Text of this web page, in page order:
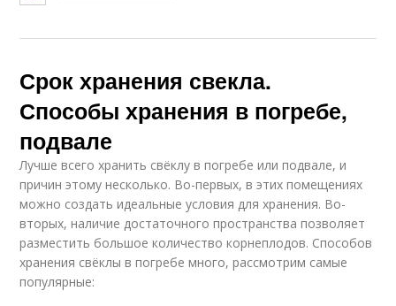
Срок хранения свекла.
Способы хранения в погребе,
подвале
Лучше всего хранить свёклу в погребе или подвале, и
причин этому несколько. Во-первых, в этих помещениях
можно создать идеальные условия для хранения. Во-
вторых, наличие достаточного пространства позволяет
разместить большое количество корнеплодов. Способов
хранения свёклы в погребе много, рассмотрим самые
популярные: